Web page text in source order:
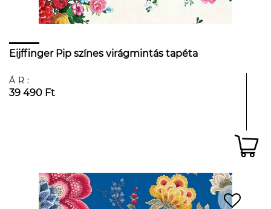
Eijffinger Pip színes virágmintás tapéta
ÁR:
39 490 Ft